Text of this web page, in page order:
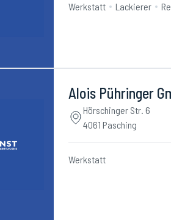
Werkstatt Lackierer
Alois Pühringer
Hörschinger Str. 6
4061 Pasching
Werkstatt